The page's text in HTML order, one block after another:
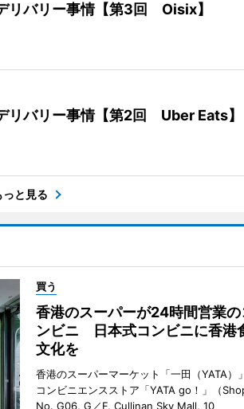
リバリー事情【第3回 Oisix】
リバリー事情【第2回 Uber Eats】
っと見る
買う
香港のスーパーが24時間営業の
ンビニ 日本式コンビニに香港
文化を
香港のスーパーマーケット「一田（YATA）
コンビニエンスストア「YATA go！」（
No. G06, G／F, Cullinan Sky Mall, 10